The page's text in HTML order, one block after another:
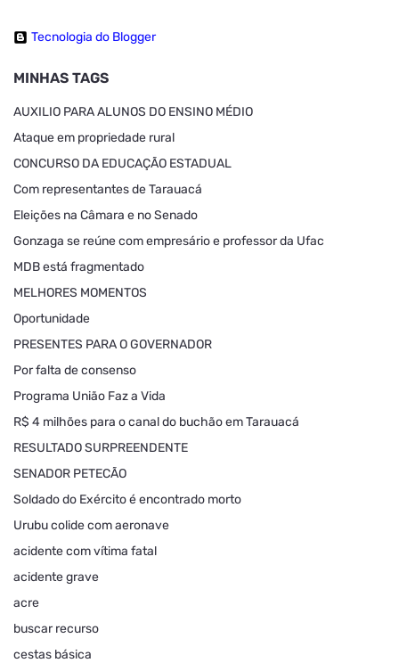
Tecnologia do Blogger
MINHAS TAGS
AUXILIO PARA ALUNOS DO ENSINO MÉDIO
Ataque em propriedade rural
CONCURSO DA EDUCAÇÃO ESTADUAL
Com representantes de Tarauacá
Eleições na Câmara e no Senado
Gonzaga se reúne com empresário e professor da Ufac
MDB está fragmentado
MELHORES MOMENTOS
Oportunidade
PRESENTES PARA O GOVERNADOR
Por falta de consenso
Programa União Faz a Vida
R$ 4 milhões para o canal do buchão em Tarauacá
RESULTADO SURPREENDENTE
SENADOR PETECÃO
Soldado do Exército é encontrado morto
Urubu colide com aeronave
acidente com vítima fatal
acidente grave
acre
buscar recurso
cestas básica